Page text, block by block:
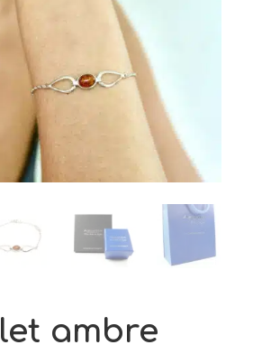
ambre
opale
€
Ce
produit
a
plusieurs
variations.
Les
options